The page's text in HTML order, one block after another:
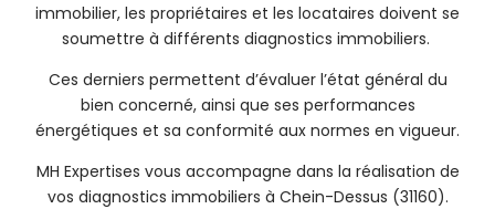
immobilier, les propriétaires et les locataires doivent se
soumettre à différents diagnostics immobiliers.
Ces derniers permettent d’évaluer l’état général du
bien concerné, ainsi que ses performances
énergétiques et sa conformité aux normes en vigueur.
MH Expertises vous accompagne dans la réalisation de
vos diagnostics immobiliers à Chein-Dessus (31160).